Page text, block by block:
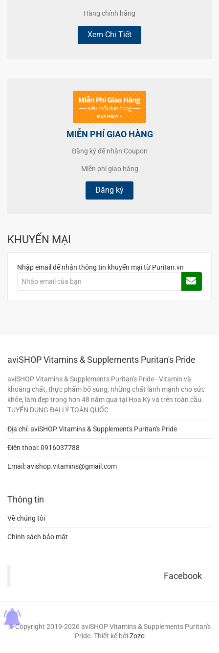
Hàng chính hãng
Xem Chi Tiết
MIỄN PHÍ GIAO HÀNG
Đăng ký để nhận Coupon
Miễn phí giao hàng
Đăng ký
KHUYẾN MẠI
Nhập email để nhận thông tin khuyến mại từ Puritan.vn
aviSHOP Vitamins & Supplements Puritan's Pride
aviSHOP Vitamins & Supplements Puritan's Pride - Vitamin và
khoáng chất, thực phẩm bổ sung, những chất lành mạnh cho sức
khỏe, làm đẹp trong hơn 48 năm qua tại Hoa Kỳ và trên toàn cầu.
TUYỂN DỤNG ĐẠI LÝ TOÀN QUỐC
Địa chỉ: aviSHOP Vitamins & Supplements Puritan's Pride
Điện thoại:0916037788
Email:avishop.vitamins@gmail.com
Thông tin
Về chúng tôi
Chính sách bảo mật
Facebook
© Copyright 2019-2026 aviSHOP Vitamins & Supplements Puritan's
Pride. Thiết kế bởiZozo